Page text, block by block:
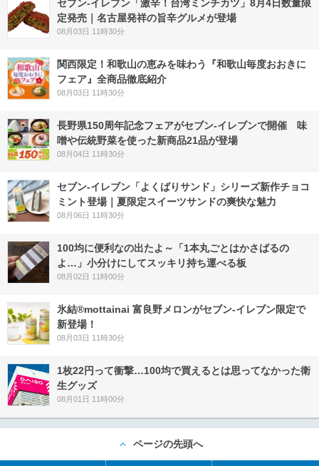
セブン-イレブン「激辛！台湾ミンチカツ」8月4日数量限
定発売｜名古屋発祥の旨辛グルメが登場
08月03日 11時30分
関西限定！和歌山の恵みを味わう『和歌山毎度おおきに
フェア』全商品徹底紹介
08月03日 11時30分
長野県150周年記念フェアがセブン-イレブンで開催 味
噌や伝統野菜を使った新商品21品が登場
08月04日 11時30分
セブン‐イレブン「よくばりサンド」シリーズ新作チョコ
ミント登場｜夏限定スイーツサンドの爽快な魅力
08月06日 11時30分
100均に便利なの出たよ～「1本丸ごとはかさばるの
よ…」小分けにしてスッキリ持ち運べる板
08月02日 11時00分
氷結®mottainai 富良野メロンがセブン‐イレブン限定で
新登場！
08月03日 11時30分
1枚22円って衝撃…100均で買えるとは思ってなかった衛
生グッズ
08月01日 11時00分
ページの先頭へ